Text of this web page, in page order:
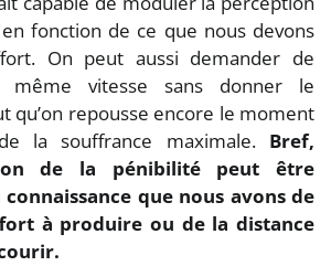
fonction de ce que nous devons
On peut aussi demander de
même vitesse sans donner le
qu’on repousse encore le moment
la souffrance maximale. Bref,
de la pénibilité peut être
que nous avons de
à produire ou de la distance